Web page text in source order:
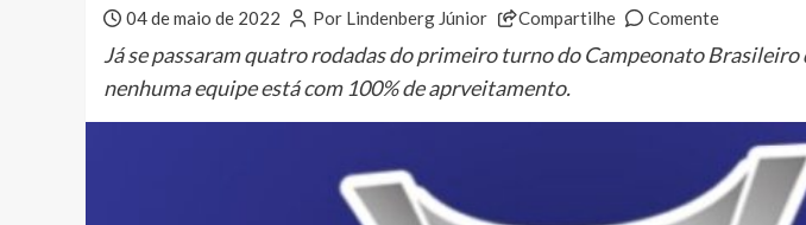
04 de maio de 2022 Por Lindenberg Júnior Compartilhe Comente
Já se passaram quatro rodadas do primeiro turno do Campeonato Brasileiro
nenhuma equipe está com 100% de aprveitamento.